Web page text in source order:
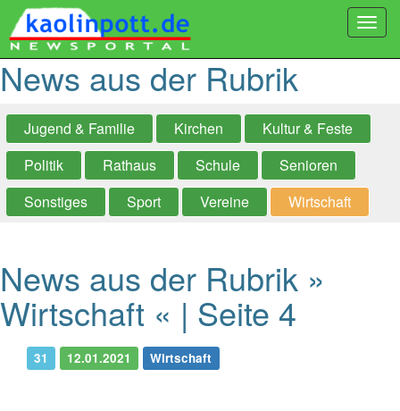
News aus der Rubrik
Jugend & Familie Kirchen
Kultur & Feste
Politik
Rathaus Schule
Senioren
Sonstiges
Sport Vereine Wirtschaft
News aus der Rubrik »
Wirtschaft « | Seite 4
31 12.01.2021 Wirtschaft